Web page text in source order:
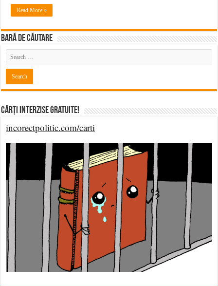
Read More »
BARĂ DE CĂUTARE
Cărți Interzise Gratuite!
incorectpolitic.com/carti